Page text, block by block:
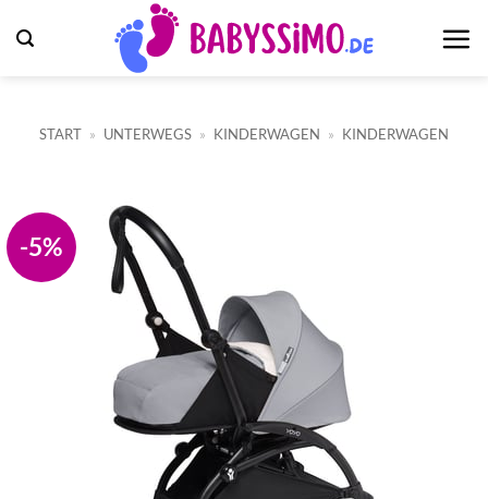
Inhalt
START » UNTERWEGS » KINDERWAGEN » KINDERWAGEN
-5%